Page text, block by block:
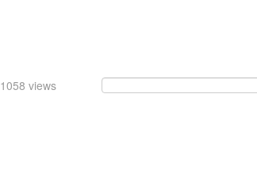
1058 views